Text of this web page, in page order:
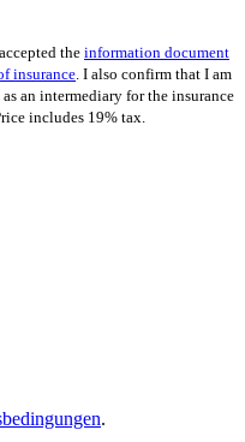
the information document
insurance. I also confirm that I am
an intermediary for the insurance
includes 19% tax.
.